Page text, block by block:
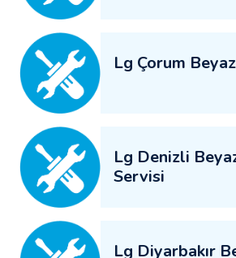
Lg Çorum
Lg Denizli
Servisi
Lg Diyarbakır